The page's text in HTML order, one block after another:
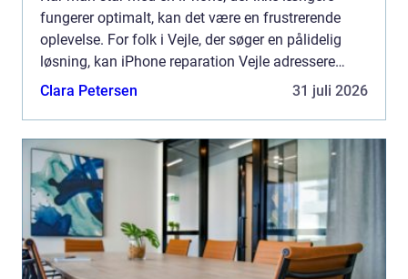
fungerer optimalt, kan det være en frustrerende
oplevelse. For folk i Vejle, der søger en pålidelig
løsning, kan iPhone reparation Vejle adressere
udfordringen h...
Clara Petersen 31 juli 2026